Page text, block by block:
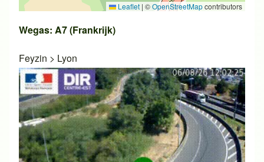
Leaflet | ©OpenStreetMapcontributors
Wegas: A7 (Frankrijk)
Feyzin > Lyon